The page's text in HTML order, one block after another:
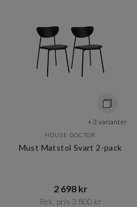
+ 3 varianter
HOUSE DOCTOR
Must Matstol Svart 2-pack
2 698 kr​​
Rek. pris 3 800 kr​​